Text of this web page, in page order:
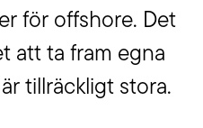
för offshore. Det
att ta fram egna
tillräckligt stora.